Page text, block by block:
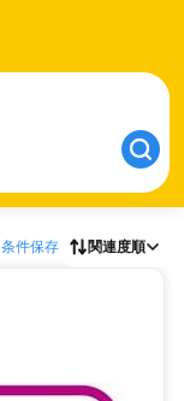
条件保存 関連度順